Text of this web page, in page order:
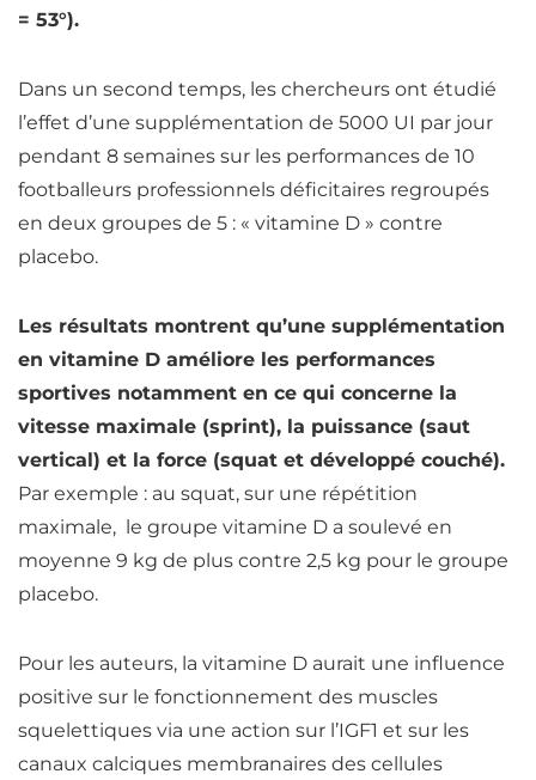
= 53°).
Dans un second temps, les chercheurs ont étudié
l’effet d’une supplémentation de 5000 UI par jour
pendant 8 semaines sur les performances de 10
footballeurs professionnels déficitaires regroupés
en deux groupes de 5 : « vitamine D » contre
placebo.
Les résultats montrent qu’une supplémentation
en vitamine D améliore les performances
sportives notamment en ce qui concerne la
vitesse maximale (sprint), la puissance (saut
vertical) et la force (squat et développé couché).
Par exemple : au squat, sur une répétition
maximale, le groupe vitamine D a soulevé en
moyenne 9 kg de plus contre 2,5 kg pour le groupe
placebo.
Pour les auteurs, la vitamine D aurait une influence
positive sur le fonctionnement des muscles
squelettiques via une action sur l’IGF1 et sur les
canaux calciques membranaires des cellules